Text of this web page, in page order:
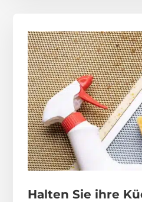
Halten Sie ihre